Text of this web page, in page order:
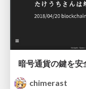
chimerast